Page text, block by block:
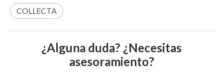
COLLECTA
¿Alguna duda? ¿Necesitas
asesoramiento?